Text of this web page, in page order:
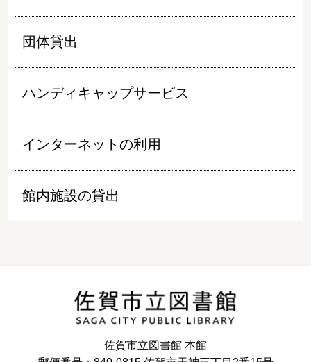
団体貸出
ハンディキャップサービス
インターネットの利用
館内施設の貸出
佐賀市立図書館 本館